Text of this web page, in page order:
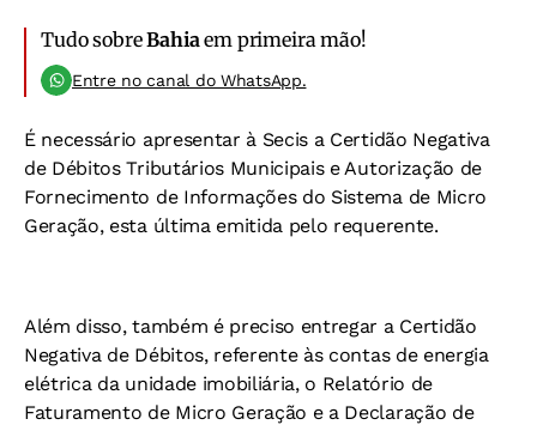
Tudo sobreBahia em primeira mão!
Entre no canal do WhatsApp.
É necessário apresentar à Secis a Certidão Negativa
de Débitos Tributários Municipais e Autorização de
Fornecimento de Informações do Sistema de Micro
Geração, esta última emitida pelo requerente.
Além disso, também é preciso entregar a Certidão
Negativa de Débitos, referente às contas de energia
elétrica da unidade imobiliária, o Relatório de
Faturamento de Micro Geração e a Declaração de